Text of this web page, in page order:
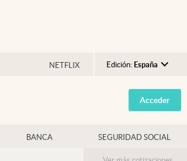
NETFLIX Edición: España
Argentina
España
USA
Colombia
Acceder
BANCA SEGURIDAD SOCIAL